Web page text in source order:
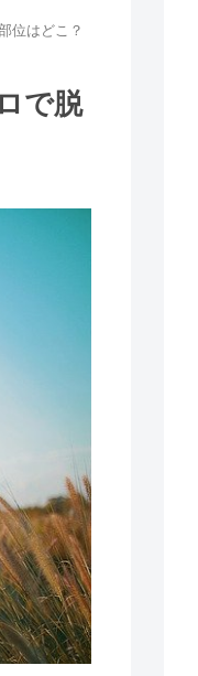
位はどこ？
で脱